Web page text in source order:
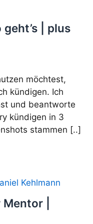
| plus
möchtest,
kündigen. Ich
und beantworte
kündigen in 3
stammen [..]
|